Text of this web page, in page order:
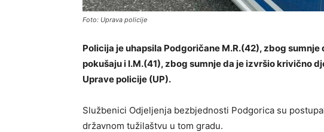
Foto: Uprava policije
Policija je uhapsila Podgoričane M.R.(42), zbog
pokušaju i I.M.(41), zbog sumnje da je izvršio krivično
Uprave policije (UP).
Službenici Odjeljenja bezbjednosti Podgorica su
državnom tužilaštvu u tom gradu.